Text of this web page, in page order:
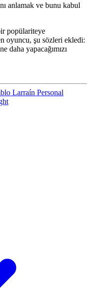
anlamak ve bunu kabul
popülariteye
oyuncu, şu sözleri ekledi:
daha yapacağımızı
Larraín Personal